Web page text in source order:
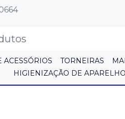
ACESSÓRIOS TORNEIRAS
HIGIENIZAÇÃO DE